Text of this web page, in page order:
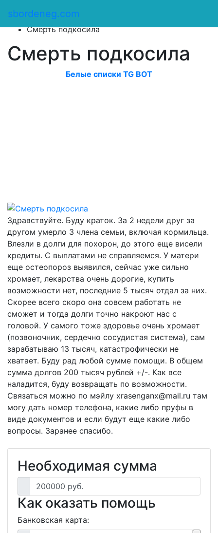
sbordeneg.com
Оказать помощь
Смерть подкосила
Смерть подкосила
Белые списки TG BOT
Здравствуйте. Буду краток. За 2 недели друг за
другом умерло 3 члена семьи, включая кормильца.
Влезли в долги для похорон, до этого еще висели
кредиты. С выплатами не справляемся. У матери
еще остеопороз выявился, сейчас уже сильно
хромает, лекарства очень дорогие, купить
возможности нет, последние 5 тысяч отдал за них.
Скорее всего скоро она совсем работать не
сможет и тогда долги точно накроют нас с
головой. У самого тоже здоровье очень хромает
(позвоночник, сердечно сосудистая система), сам
зарабатываю 13 тысяч, катастрофически не
хватает. Буду рад любой сумме помощи. В общем
сумма долгов 200 тысяч рублей +/-. Как все
наладится, буду возвращать по возможности.
Связаться можно по мэйлу xrasenganx@mail.ru там
могу дать номер телефона, какие либо пруфы в
виде документов и если будут еще какие либо
вопросы. Заранее спасибо.
Необходимая сумма
200000 руб.
Как оказать помощь
Банковская карта: